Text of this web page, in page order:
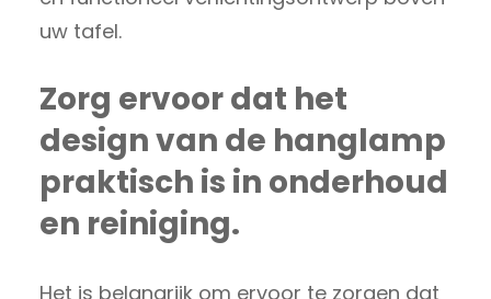
uw tafel.
Zorg ervoor dat het
design van de hanglamp
praktisch is in onderhoud
en reiniging.
Het is belangrijk om ervoor te zorgen dat